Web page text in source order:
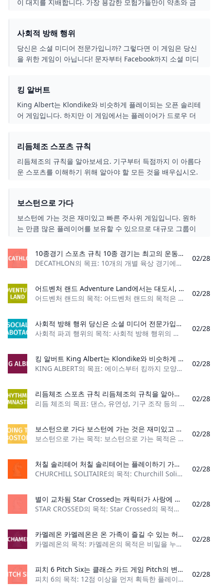
이 대지를 지배합니다. 가장 용감한 모험가들만이 약초와 금
물건을 얻을수록 왕에게 더 많은 호의를 얻게 됩니다.
사회적 방해 행위
당신은 소셜 미디어 전문가입니까? 그렇다면 이 게임은 당신
을 위한 게임이 아닙니다! 문자부터 Facebook까지 소셜 미디
킹 알버트
King Albert는 Klondike와 비슷하게 플레이되는 오픈 솔리테
어 게임입니다. 하지만 이 게임에서는 플레이어가 드로우 더
테어 게임을 찾고 있다면 King Albert를 시도해 보세요.
리듬체조 스포츠 규칙
리듬체조의 규칙을 알아보세요. 기구부터 득점까지 이 아름다
운 스포츠를 이해하기 위해 알아야 할 모든 것을 배우십시오.
보스턴으로 가다
보스턴에 가는 것은 재미있고 빠른 주사위 게임입니다. 원하
는 만큼 많은 플레이어를 보유할 수 있으므로 대규모 그룹이
만 있으면 이동 중에 이 게임을 즐길 수 있습니다!
10종경기 스포츠 규칙 10종 경기는 최고의 운동선수들을 위한 올림픽 스포츠입니다. 이 놀라운 스포츠 이벤트의 규칙과 규정은 다음과 같습니다.
DECATHLON의 목표: 10개의 개별 육상 경기에서 가능한 가장 많은 점수를 획득하세요. 플레이어 수: 제한 없음 재료: 운동복 게임 유형: 스포츠 관객: 11+ 데
02/28
어드벤처 랜드 Adventure Land에서는 대도시, 광활한 숲, 무시무시한 산맥이 대지를 지배합니다. 가장 용감한 모험가들만이 약초와 금으로 가득 찬 시냇물을 찾기 위해 숲으로 나갑니다. 안개 생물들로 가득 찬 숲은 결국 사악하고 위험한 곳입니다. 더 많은 물건을 얻을수록 왕에게 더 많은 호의를 얻게 됩니다.
어드벤처 랜드의 목적: 어드벤처 랜드의 목적은 게임이 끝났을 때 가장 높은 승점을 얻은 플레이어가 되는 것입니다. 플레이어 수: 2~4명 재료: 게임 보드 1개, 개요
02/28
사회적 방해 행위 당신은 소셜 미디어 전문가입니까? 그렇다면 이 게임은 당신을 위한 게임이 아닙니다! 문자부터 Facebook까지 소셜 미디어를 방해할 준비를 하세요. 이 게임에는 침입에 제한이 없습니다.
사회적 파괴 행위의 목적: 사회적 방해 행위의 목적은 할당된 점수 값에 도달하는 첫 번째 플레이어가 되는 것입니다. 플레이어 수: 3명 이상 재료: 500장의 카드 놀이
02/28
킹 알버트 King Albert는 Klondike와 비슷하게 플레이되는 오픈 솔리테어 게임입니다. 하지만 이 게임에서는 플레이어가 드로우 더미나 폐기물 더미를 갖지 않습니다. 대신 플레이어는 예비 카드 7장에 액세스할 수 있습니다. 좀 더 도전적인 클래식 솔리테어 게임을 찾고 있다면 King Albert를 시도해 보세요.
KING ALBERT의 목표: 에이스부터 킹까지 모양에 따라 4개의 기초 파일을 쌓으세요. 플레이어 수: 1명 카드 수: 52개 카드 데크 카드 순위: (낮음) 에이스 – 킹
02/28
리듬체조 스포츠 규칙 리듬체조의 규칙을 알아보세요. 기구부터 득점까지 이 아름다운 스포츠를 이해하기 위해 알아야 할 모든 것을 배우십시오.
리듬 체조의 목표: 댄스, 유연성, 기구 조작 등의 요소를 통합한 루틴을 정확하고 우아하게 수행하여 다른 경쟁자보다 더 많은 점수를 획득합니다. 플레이어 수: 1~5
02/28
보스턴으로 가다 보스턴에 가는 것은 재미있고 빠른 주사위 게임입니다. 원하는 만큼 많은 플레이어를 보유할 수 있으므로 대규모 그룹이 플레이할 수 있습니다! 주사위 3개, 종이 한 장, 연필 한 자루만 있으면 이동 중에 이 게임을 즐길 수 있습니다!
보스턴으로 가는 목적: 보스턴으로 가는 목적은 게임이 끝날 때까지 가장 많은 점수를 얻는 것입니다. 플레이어 수: 3명 이상 재료: 주사위 3개, 점수표, 연필/펜 게
02/28
처칠 솔리테어 처칠 솔리테어는 플레이하기 가장 어려운 솔리테어 게임으로 간주됩니다. 두 개의 전체 카드 덱을 사용하며 테이블에는 Devil's Six라고 불리는 별도의 카드 레이아웃이 있습니다. 처칠 솔리테어의 목표는 팀원 중 누군가가 먼저 카드를 다 써버리게 하는 것입니다.
CHURCHILL SOLITAIRE의 목적: Churchill Solitaire의 목적은 팀 중 누군가가 먼저 카드를 다 써버리게 하는 것입니다. 플레이어 수: 1명 재료: 표준 52장 카드 데
02/28
별이 교차됨 Star Crossed는 캐릭터가 사랑에 빠지거나 마음이 상하는 모습을 천천히 지켜보는 2인용 롤플레잉 게임입니다.
STAR CROSSED의 목적: Star Crossed의 목적은 별이 교차한 두 연인에 대한 아름다운 이야기를 만드는 것입니다. 플레이어 수: 2 재료: 룰북, 54개의 쌓기
02/28
카멜레온 카멜레온은 온 가족이 즐길 수 있는 허세 추리 게임입니다! 각 라운드는 선택한 역할에 따라 두 가지 다른 임무로 구성됩니다. 카멜레온 역할을 그리는 경우, 당신의 목표는 다른 사람들에게 비밀을 유지하여 당신이 알아내기 전에 비밀 단어를 결정하는 것입니다. 당신이 카멜레온이 아니라면, 말을 아끼지 말고 카멜레온이 누구인지 알아내도록 노력해야 합니다! 역할은 게임에 따라 결정되지만 결과는 당신에 의해 결정됩니다!
카멜레온의 목적: 카멜레온의 목적은 비밀을 누설하지 않고 카멜레온의 가면을 벗겨내는 것입니다. 플레이어가 카멜레온이라면 그들의 목표는 다른 플레이어들과 섞여
02/28
피치 6 Pitch Six는 클래스 카드 게임 Pitch의 변형입니다. High, Low, Jack, 6, Last Trick 및 Game을 포함하여 6가지 포인트를 사용할 수 있습니다. 입찰에서 12점 이상을 획득한 첫 번째 플레이어가 승자가 됩니다!
피치 6의 목적: 12점 이상을 먼저 획득한 플레이어가 게임에서 승리합니다. 플레이어 수: 3~6명 내용: 카드 52장, 설명서 게임 유형: 트릭 테이킹 카드 게임 관
02/28